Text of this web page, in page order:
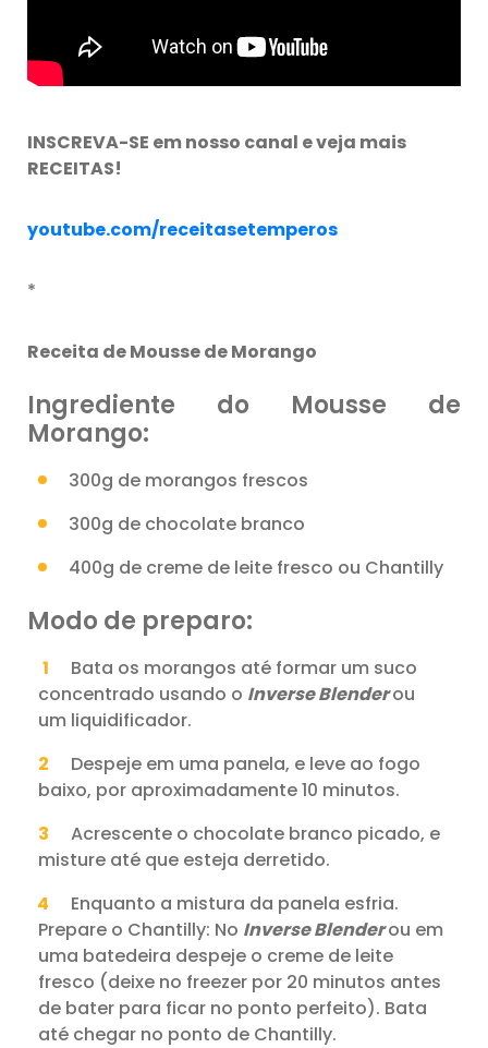
INSCREVA-SE em nosso canal e veja mais
RECEITAS!
youtube.com/receitasetemperos
*
Receita de Mousse de Morango
Ingrediente do Mousse de
Morango:
300g de morangos frescos
300g de chocolate branco
400g de creme de leite fresco ou Chantilly
Modo de preparo:
Bata os morangos até formar um suco
concentrado usando o Inverse Blenderou
um liquidificador.
Despeje em uma panela, e leve ao fogo
baixo, por aproximadamente 10 minutos.
Acrescente o chocolate branco picado, e
misture até que esteja derretido.
Enquanto a mistura da panela esfria.
Prepare o Chantilly: No Inverse Blenderou em
uma batedeira despeje o creme de leite
fresco (deixe no freezer por 20 minutos antes
de bater para ficar no ponto perfeito). Bata
até chegar no ponto de Chantilly.